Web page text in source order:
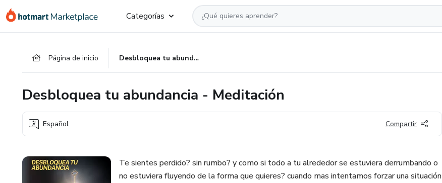
Categorías
Página de inicio Desbloquea tu abundancia - Meditación
Desbloquea tu abundancia - Meditación
Español Compartir
Te sientes perdido? sin rumbo? y como si todo a tu alrededor se estuviera derrumbando o
no estuviera fluyendo de la forma que quieres? cuando mas intentamos forzar una situación